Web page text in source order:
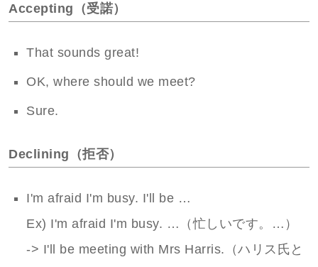
Accepting（受諾）
That sounds great!
OK, where should we meet?
Sure.
Declining（拒否）
I'm afraid I'm busy. I'll be …
Ex) I'm afraid I'm busy. …（忙しいです。…）
-> I'll be meeting with Mrs Harris.（ハリス氏と